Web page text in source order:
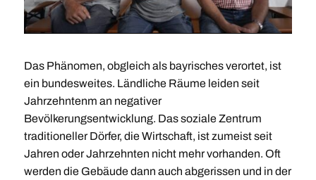
Das Phänomen, obgleich als bayrisches verortet, ist
ein bundesweites. Ländliche Räume leiden seit
Jahrzehntenm an negativer
Bevölkerungsentwicklung. Das soziale Zentrum
traditioneller Dörfer, die Wirtschaft, ist zumeist seit
Jahren oder Jahrzehnten nicht mehr vorhanden. Oft
werden die Gebäude dann auch abgerissen und in der